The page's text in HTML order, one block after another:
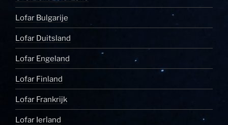
Lofar Bulgarije
Lofar Duitsland
Lofar Engeland
Lofar Finland
Lofar Frankrijk
Lofar Ierland